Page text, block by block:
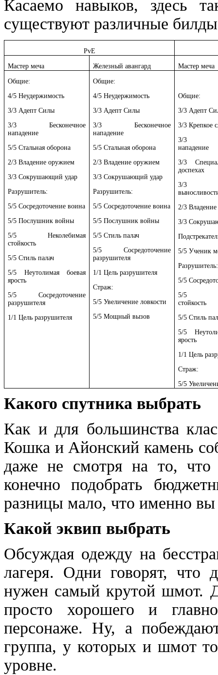
Касаемо навыков, здесь
существуют различные
PvE
Мастер меча Железный авангард Мастер меча
Общие:
4/5 Неудержимость
3/3 Адепт Силы
3/3 Бесконечное
нападение
5/5 Стальная оборона
2/3 Владение оружием
3/3 Сокрушающий удар
Разрушитель:
5/5 Сосредоточение воина
5/5 Послушник войны
5/5 Неколебимая
стойкость
5/5 Стиль палач
5/5 Неутолимая боевая
ярость
5/5 Сосредоточение
разрушителя
1/1 Цель разрушителя
Общие:
4/5 Неудержимость
3/3 Адепт Силы
3/3 Бесконечное
нападение
5/5 Стальная оборона
2/3 Владение оружием
3/3 Сокрушающий удар
Разрушитель:
5/5 Сосредоточение воина
5/5 Послушник войны
5/5 Стиль палач
5/5 Сосредоточение
разрушителя
1/1 Цель разрушителя
Страж:
5/5 Увеличение ловкости
5/5 Мощный вызов
Общие:
3/3 Адепт
3/3 Крепкое
3/3
нападение
3/3
доспехах
3/3
2/3
3/3
5/5 Ученик
Разрушитель:
5/5
5/5
стойкость
5/5 Стиль
5/5
ярость
1/1 Цель
Страж:
5/5
Какого спутника выбрать
Как и для большинства
Кошка и Айонский камень
даже не смотря на то,
конечно подобрать
разницы мало, что именно вы
Какой эквип выбрать
Обсуждая одежду на
лагеря. Одни говорят, что
нужен самый крутой шмот.
просто хорошего и
персонаже. Ну, а
группа, у которых и шмот
уровне.